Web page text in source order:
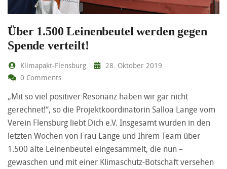
Über 1.500 Leinenbeutel werden gegen
Spende verteilt!
Klimapakt-Flensburg
28. Oktober 2019
0 Comments
„Mit so viel positiver Resonanz haben wir gar nicht
gerechnet!“, so die Projektkoordinatorin Salloa Lange vom
Verein Flensburg liebt Dich e.V. Insgesamt wurden in den
letzten Wochen von Frau Lange und Ihrem Team über
1.500 alte Leinenbeutel eingesammelt, die nun –
gewaschen und mit einer Klimaschutz-Botschaft versehen